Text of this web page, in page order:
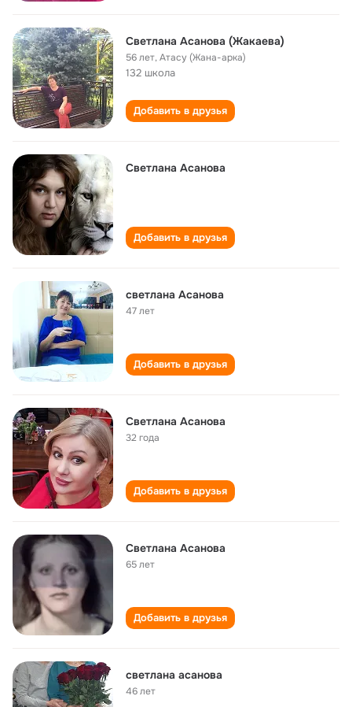
Светлана Асанова (Жакаева)
56 лет,Атасу (Жана-арка)
132 школа
Добавить в друзья
Светлана Асанова
Добавить в друзья
светлана Асанова
47 лет
Добавить в друзья
Cветлана Асанова
32 года
Добавить в друзья
Светлана Асанова
65 лет
Добавить в друзья
светлана асанова
46 лет